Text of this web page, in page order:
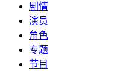
剧情
演员
角色
专题
节目